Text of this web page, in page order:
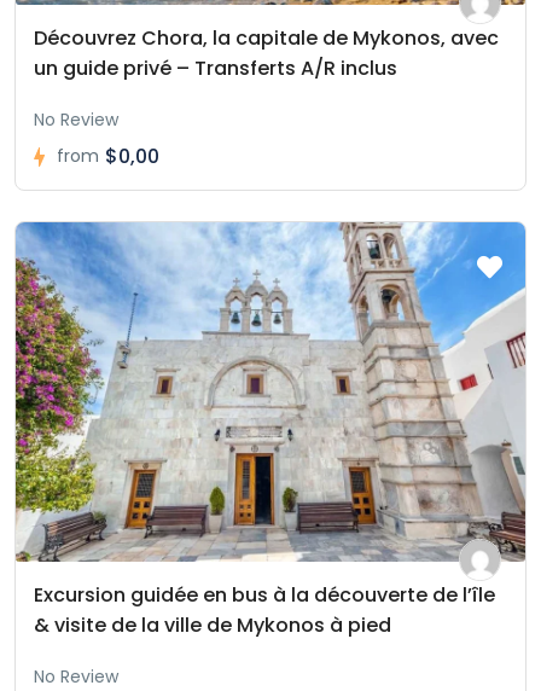
Découvrez Chora, la capitale de Mykonos, avec
un guide privé – Transferts A/R inclus
No Review
from $0,00
Excursion guidée en bus à la découverte de l’île
& visite de la ville de Mykonos à pied
No Review